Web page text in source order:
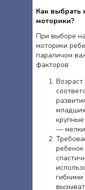
Как выбрать
моторики?
При выборе
моторики
параличом
факторов:
—